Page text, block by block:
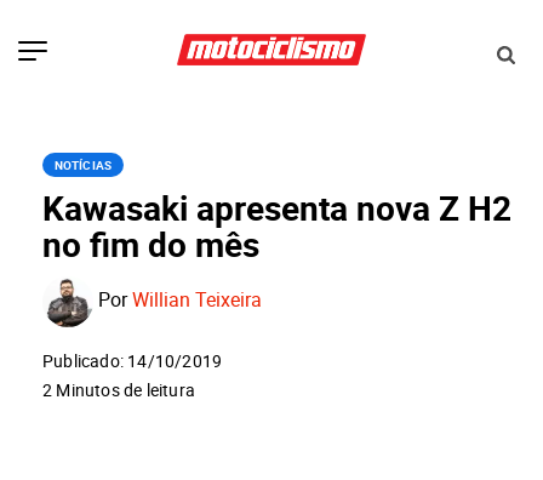
NOTÍCIAS
Kawasaki apresenta nova Z H2
no fim do mês
PorWillian Teixeira
Publicado: 14/10/2019
2 Minutos de leitura